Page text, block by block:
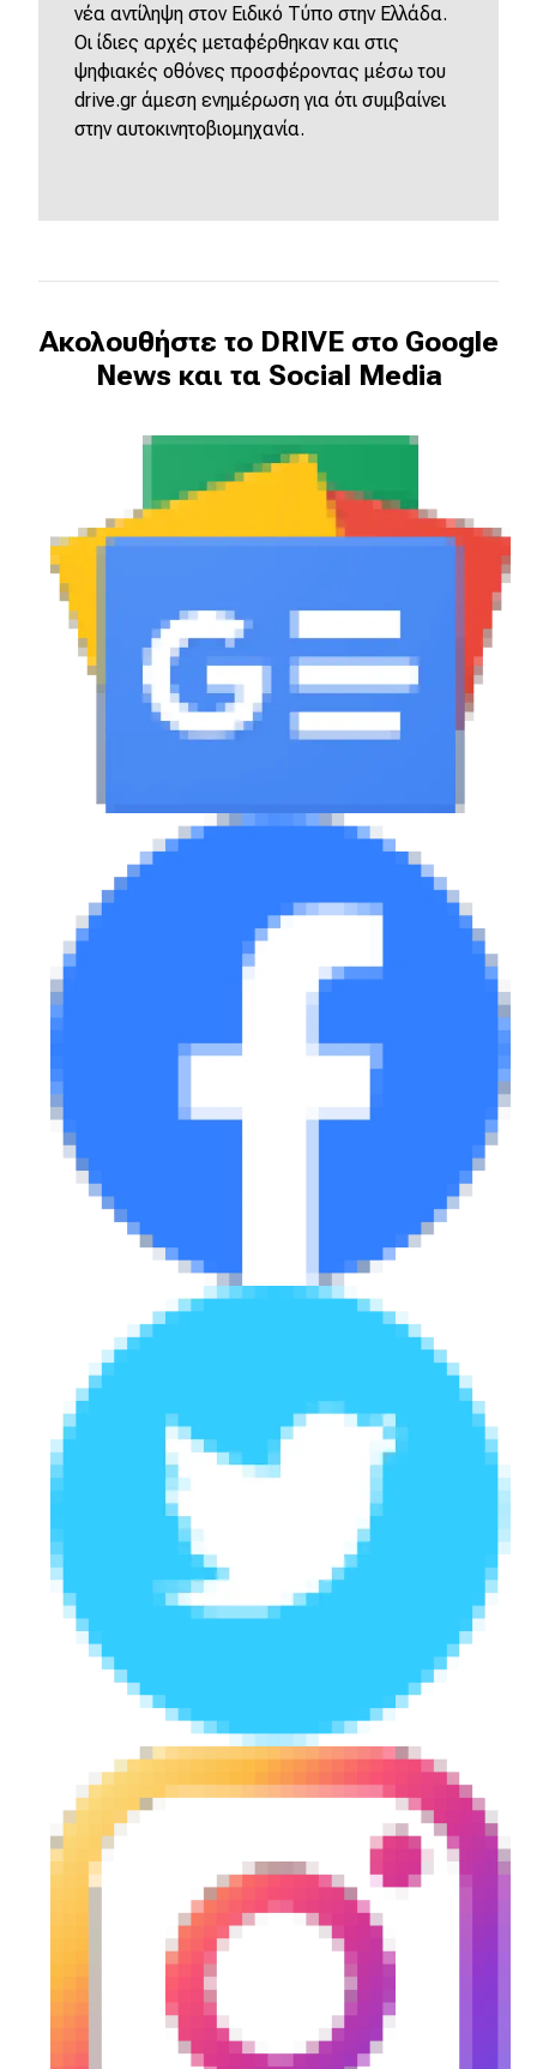
eDRIVE
DRIVE USED
νέα αντίληψη στον Ειδικό Τύπο στην Ελλάδα.
Οι ίδιες αρχές μεταφέρθηκαν και στις
ψηφιακές οθόνες προσφέροντας μέσω του
drive.gr άμεση ενημέρωση για ότι συμβαίνει
στην αυτοκινητοβιομηχανία.
Ακολουθήστε το DRIVE στο Google
News και τα Social Media